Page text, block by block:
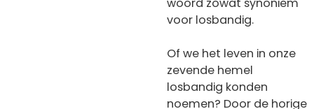
voor losbandig.
Of we het leven in onze
zevende hemel
losbandig konden
noemen? Door de horige